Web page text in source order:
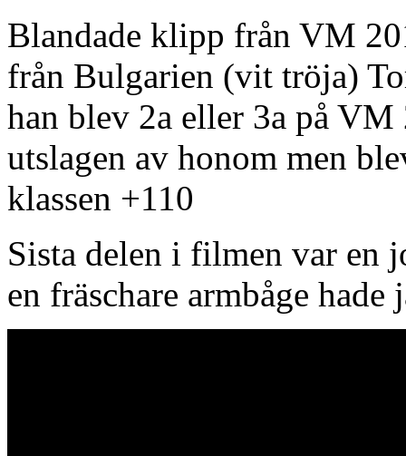
Blandade klipp från VM
från Bulgarien (vit tröja)
han blev 2a eller 3a på
utslagen av honom men
klassen +110
Sista delen i filmen var en
en fräschare armbåge